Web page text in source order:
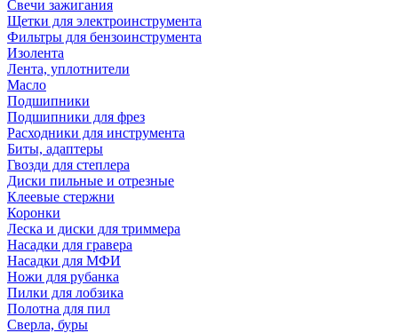
Свечи зажигания
Щетки для электроинструмента
Фильтры для бензоинструмента
Изолента
Лента, уплотнители
Масло
Подшипники
Подшипники для фрез
Расходники для инструмента
Биты, адаптеры
Гвозди для степлера
Диски пильные и отрезные
Клеевые стержни
Коронки
Леска и диски для триммера
Насадки для гравера
Насадки для МФИ
Ножи для рубанка
Пилки для лобзика
Полотна для пил
Сверла, буры